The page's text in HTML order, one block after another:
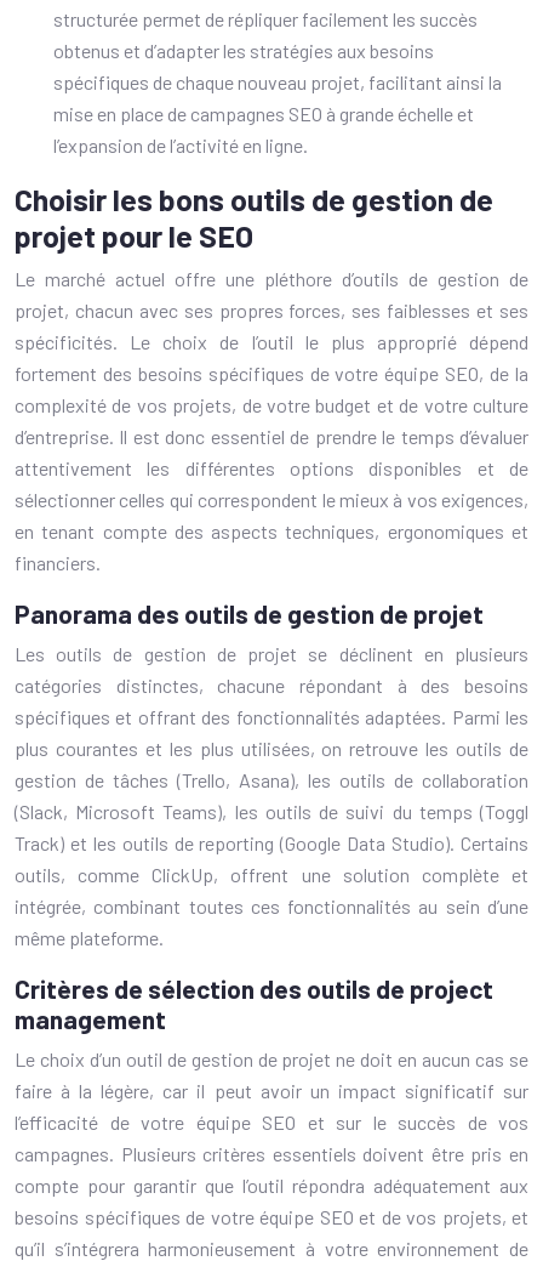
structurée permet de répliquer facilement les succès
obtenus et d’adapter les stratégies aux besoins
spécifiques de chaque nouveau projet, facilitant ainsi la
mise en place de campagnes SEO à grande échelle et
l’expansion de l’activité en ligne.
Choisir les bons outils de gestion de
projet pour le SEO
Le marché actuel offre une pléthore d’outils de gestion de
projet, chacun avec ses propres forces, ses faiblesses et ses
spécificités. Le choix de l’outil le plus approprié dépend
fortement des besoins spécifiques de votre équipe SEO, de la
complexité de vos projets, de votre budget et de votre culture
d’entreprise. Il est donc essentiel de prendre le temps d’évaluer
attentivement les différentes options disponibles et de
sélectionner celles qui correspondent le mieux à vos exigences,
en tenant compte des aspects techniques, ergonomiques et
financiers.
Panorama des outils de gestion de projet
Les outils de gestion de projet se déclinent en plusieurs
catégories distinctes, chacune répondant à des besoins
spécifiques et offrant des fonctionnalités adaptées. Parmi les
plus courantes et les plus utilisées, on retrouve les outils de
gestion de tâches (Trello, Asana), les outils de collaboration
(Slack, Microsoft Teams), les outils de suivi du temps (Toggl
Track) et les outils de reporting (Google Data Studio). Certains
outils, comme ClickUp, offrent une solution complète et
intégrée, combinant toutes ces fonctionnalités au sein d’une
même plateforme.
Critères de sélection des outils de project
management
Le choix d’un outil de gestion de projet ne doit en aucun cas se
faire à la légère, car il peut avoir un impact significatif sur
l’efficacité de votre équipe SEO et sur le succès de vos
campagnes. Plusieurs critères essentiels doivent être pris en
compte pour garantir que l’outil répondra adéquatement aux
besoins spécifiques de votre équipe SEO et de vos projets, et
qu’il s’intégrera harmonieusement à votre environnement de